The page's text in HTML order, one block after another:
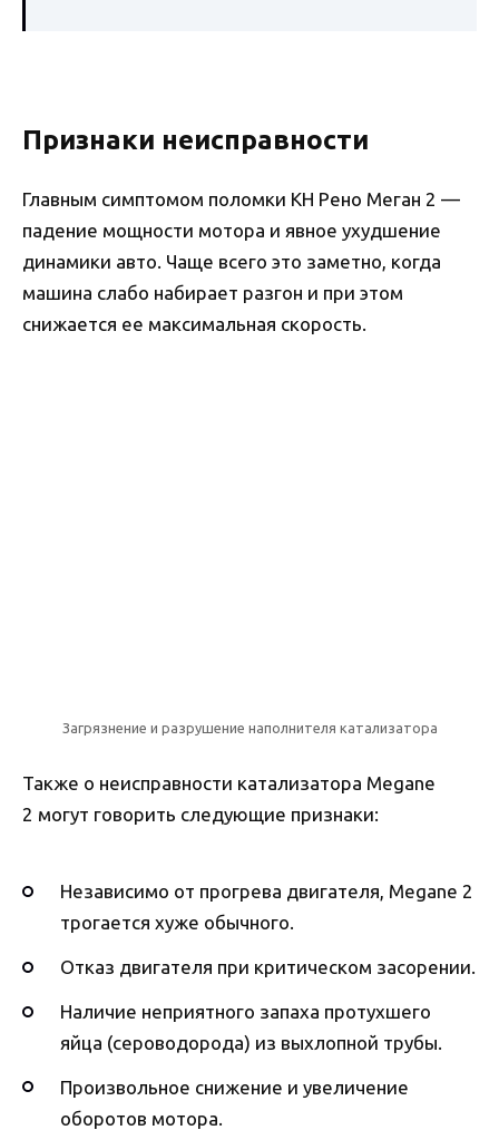
Признаки неисправности
Главным симптомом поломки КН Рено Меган 2 —
падение мощности мотора и явное ухудшение
динамики авто. Чаще всего это заметно, когда
машина слабо набирает разгон и при этом
снижается ее максимальная скорость.
Загрязнение и разрушение наполнителя катализатора
Также о неисправности катализатора Megane
2 могут говорить следующие признаки:
Независимо от прогрева двигателя, Megane 2
трогается хуже обычного.
Отказ двигателя при критическом засорении.
Наличие неприятного запаха протухшего
яйца (сероводорода) из выхлопной трубы.
Произвольное снижение и увеличение
оборотов мотора.